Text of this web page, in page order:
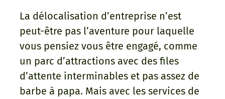
La délocalisation d’entreprise n’est
peut-être pas l’aventure pour laquelle
vous pensiez vous être engagé, comme
un parc d’attractions avec des files
d’attente interminables et pas assez de
barbe à papa. Mais avec les services de